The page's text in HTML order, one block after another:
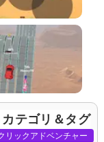
カテゴリ＆タグ
リックアドベンチャー